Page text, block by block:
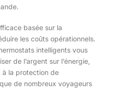
basée sur la
les coûts opérationnels.
intelligents vous
de l’argent sur l’énergie,
à la protection de
de nombreux voyageurs